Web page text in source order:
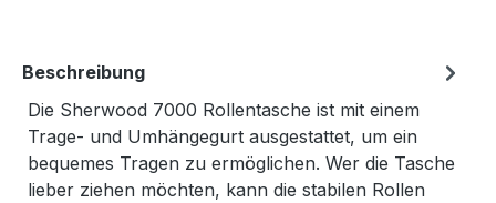
Beschreibung
Die Sherwood 7000 Rollentasche ist mit einem
Trage- und Umhängegurt ausgestattet, um ein
bequemes Tragen zu ermöglichen. Wer die Tasche
lieber ziehen möchten, kann die stabilen Rollen